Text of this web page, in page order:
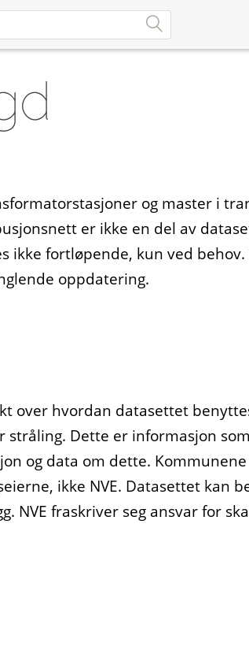
og master i
er ikke en del av
ikke fortløpende, kun ved behov.
oppdatering.
over hvordan datasettet
Dette er informasjon
og data om dette.
ikke NVE. Datasettet kan
fraskriver seg ansvar for